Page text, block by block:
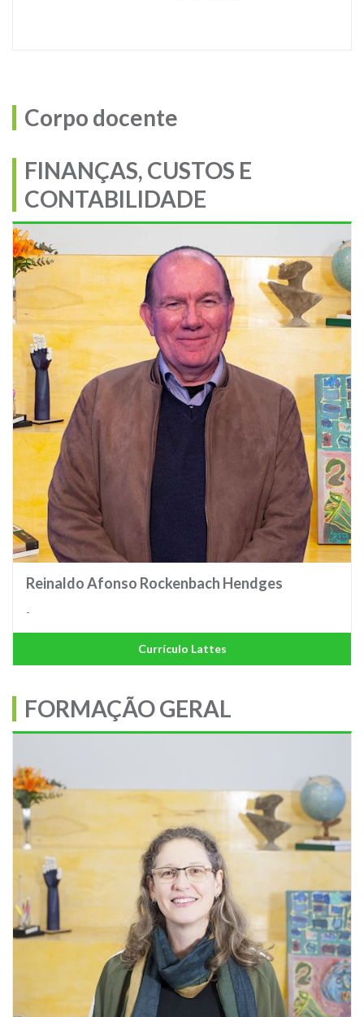
Corpo docente
FINANÇAS, CUSTOS E
CONTABILIDADE
Reinaldo Afonso Rockenbach Hendges
-
Currículo Lattes
FORMAÇÃO GERAL